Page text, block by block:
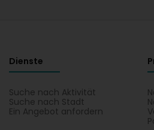
Dienste
Suche nach Aktivität
Suche nach Stadt
Ein Angebot anfordern